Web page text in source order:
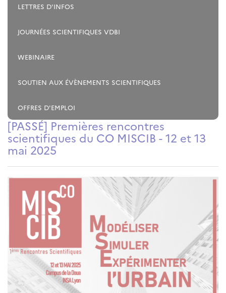
LETTRES D'INFOS
JOURNÉES SCIENTIFIQUES VDBI
WEBINAIRE
SOUTIEN AUX ÉVÈNEMENTS SCIENTIFIQUES
OFFRES D'EMPLOI
[PASSÉ] Premières rencontres
scientifiques du CO MISCIB - 12 et 13
mai 2025